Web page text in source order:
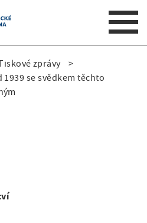
zprávy
se svědkem těchto